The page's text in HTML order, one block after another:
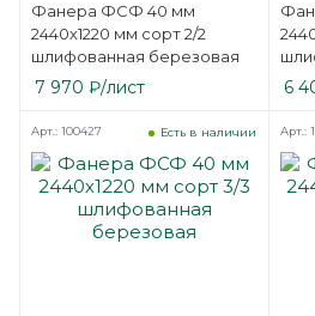
Фанера ФСФ 40 мм
2440х1220 мм сорт 2/2
шлифованная березовая
7 970 ₽/лист 6
Есть в наличии
Арт.: 100427 Арт.: